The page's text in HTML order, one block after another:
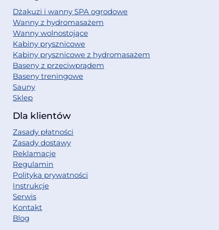
Dżakuzi i wanny SPA ogrodowe
Wanny z hydromasażem
Wanny wolnostojące
Kabiny prysznicowe
Kabiny prysznicowe z hydromasażem
Baseny z przeciwprądem
Baseny treningowe
Sauny
Sklep
Dla klientów
Zasady płatności
Zasady dostawy
Reklamacje
Regulamin
Polityka prywatności
Instrukcje
Serwis
Kontakt
Blog